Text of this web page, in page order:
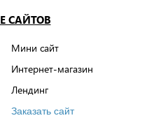
САЙТОВ
Мини сайт
Интернет-магазин
Лендинг
Заказать сайт